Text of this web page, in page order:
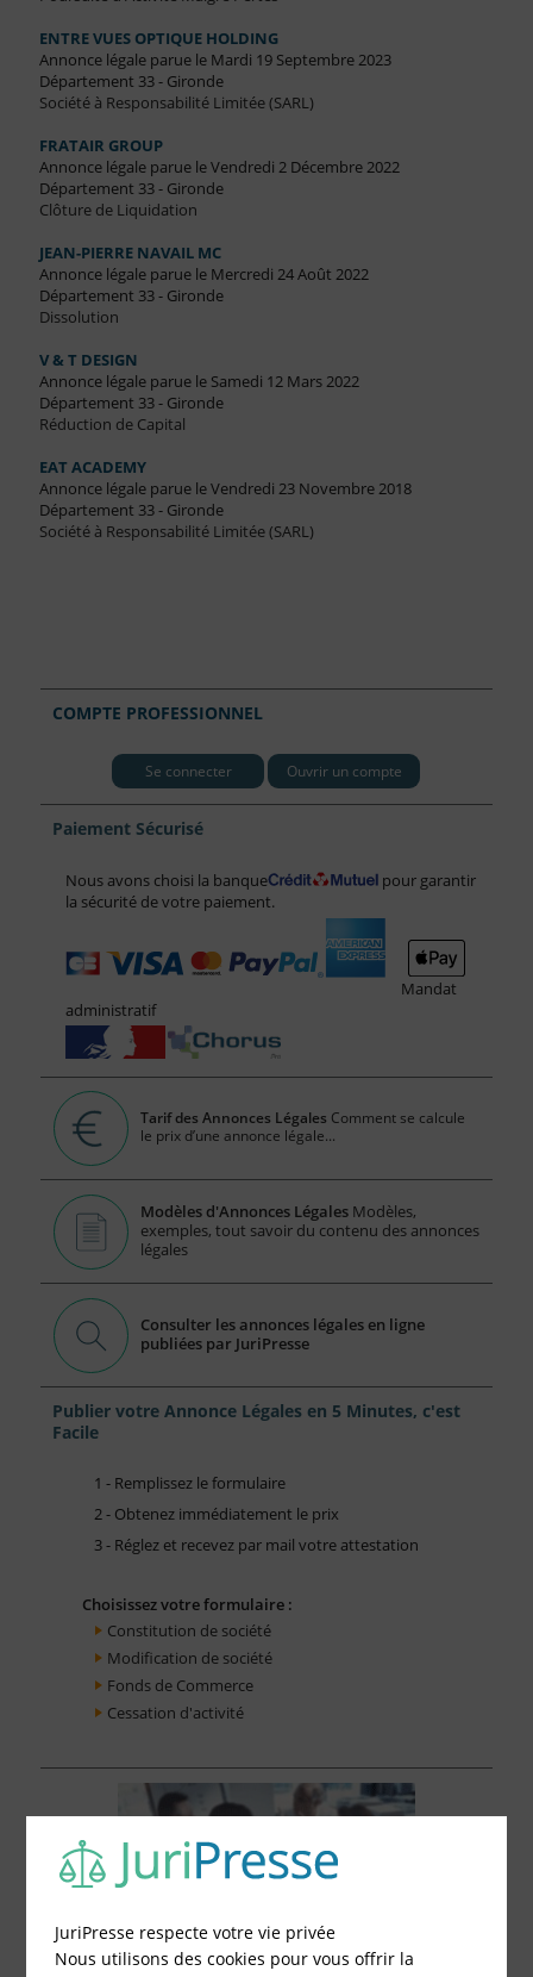
ENTRE VUES OPTIQUE HOLDING
Annonce légale parue le Mardi 19 Septembre 2023
Département 33 - Gironde
Société à Responsabilité Limitée (SARL)
FRATAIR GROUP
Annonce légale parue le Vendredi 2 Décembre 2022
Département 33 - Gironde
Clôture de Liquidation
JEAN-PIERRE NAVAIL MC
Annonce légale parue le Mercredi 24 Août 2022
Département 33 - Gironde
Dissolution
V & T DESIGN
Annonce légale parue le Samedi 12 Mars 2022
Département 33 - Gironde
Réduction de Capital
EAT ACADEMY
Annonce légale parue le Vendredi 23 Novembre 2018
Département 33 - Gironde
Société à Responsabilité Limitée (SARL)
COMPTE PROFESSIONNEL
Se connecter Ouvrir un compte
Paiement Sécurisé
Nous avons choisi la banque
pour garantir
la sécurité de votre paiement.
Mandat
administratif
Tarif des Annonces Légales Comment se calcule
le prix d’une annonce légale...
Modèles d'Annonces Légales Modèles,
exemples, tout savoir du contenu des annonces
légales
Consulter les annonces légales en ligne
publiées par JuriPresse
Publier votre Annonce Légales en 5 Minutes, c'est
Facile
1 - Remplissez le formulaire
2 - Obtenez immédiatement le prix
3 - Réglez et recevez par mail votre attestation
Choisissez votre formulaire :
Constitution de société
Modification de société
Fonds de Commerce
Cessation d'activité
JuriPresse respecte votre vie privée
Nous utilisons des cookies pour vous offrir la